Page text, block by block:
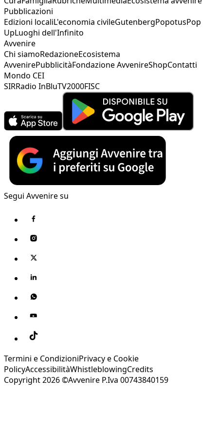
Pubblicazioni
Edizioni localiL'economia civileGutenbergPopotusPop
UpLuoghi dell'Infinito
Avvenire
Chi siamoRedazioneEcosistema
AvvenirePubblicitàFondazione AvvenireShopContatti
Mondo CEI
SIRRadio InBluTV2000FISC
Segui Avvenire su
Termini e CondizioniPrivacy e Cookie
PolicyAccessibilitàWhistleblowingCredits
Copyright 2026 ©Avvenire P.Iva 00743840159